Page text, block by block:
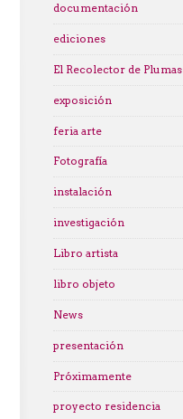
documentación
ediciones
El Recolector de Plumas
exposición
feria arte
Fotografía
instalación
investigación
Libro artista
libro objeto
News
presentación
Próximamente
proyecto residencia